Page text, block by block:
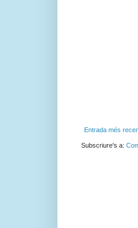
Entrada més
Subscriure's a: